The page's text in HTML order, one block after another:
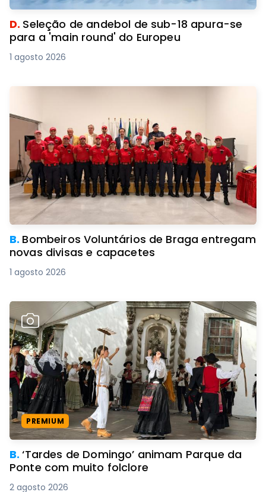
D. Seleção de andebol de sub-18 apura-se
para a 'main round' do Europeu
1 agosto 2026
B. Bombeiros Voluntários de Braga entregam
novas divisas e capacetes
1 agosto 2026
PREMIUM
B.‘Tardes de Domingo’ animam Parque da
Ponte com muito folclore
2 agosto 2026